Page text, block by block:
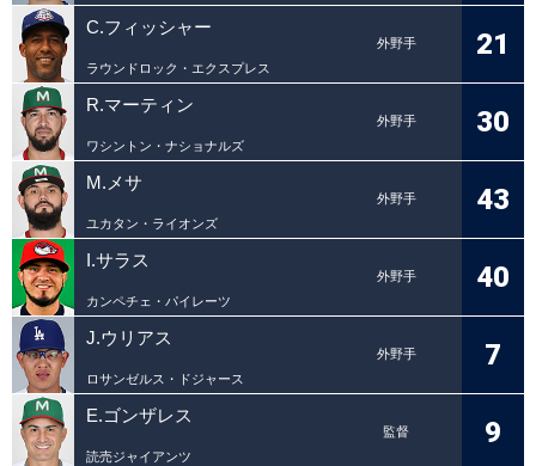
C.フィッシャー
外野手
ラウンドロック・エクスプレス
21
R.マーティン
外野手
ワシントン・ナショナルズ
30
M.メサ
外野手
ユカタン・ライオンズ
43
I.サラス
外野手
カンペチェ・パイレーツ
40
J.ウリアス
外野手
ロサンゼルス・ドジャース
7
E.ゴンザレス
監督
読売ジャイアンツ
9